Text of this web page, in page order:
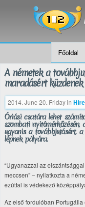
A németek a
maradásért küzdenek
2014. June 20. Fridayin
Óriási csatára lehet
szombati nyitómérkőzésén,
ugyanis a továbbjutásért,
lépnek pályára.
“Ugyanazzal az
meccsen” – nyilatkozta a
ezúttal is védekező
Az első fordulóban